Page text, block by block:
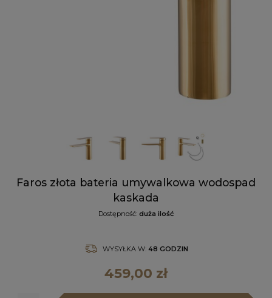
Faros złota bateria umywalkowa wodospad
kaskada
Dostępność: duża ilość
WYSYŁKA W: 48 GODZIN
459,00 zł